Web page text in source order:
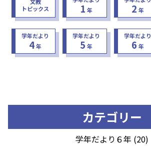
トピックス
1 年 2 年
学年だより
4年
学年だより
5 年
学年だより
6 年
カテゴリー
学年だより６年 (20)